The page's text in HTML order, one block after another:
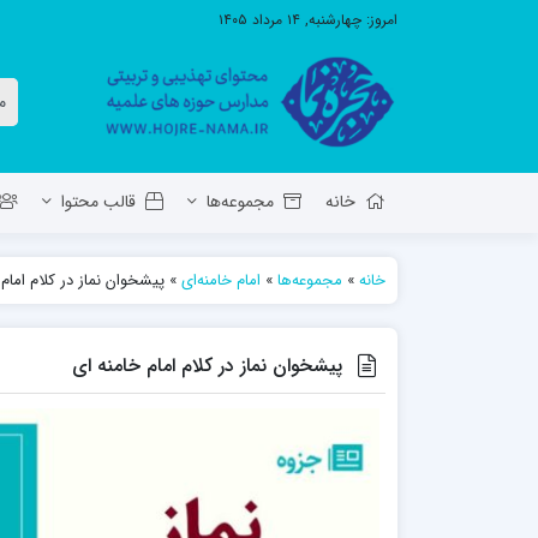
امروز: چهارشنبه, ۱۴ مرداد ۱۴۰۵
خانه مجموعه‌ها قالب محتوا
معاونت تهذیب استان آ.ش
حوزه علمیه حضرت ولی عصر عج بناب
مدرسه علمیه صاحب الزمان عج مرند
مدرسه
خانه» مجموعه‌ها» امام خامنه‌ای» پیشخوان نماز در کلام
پیشخوان نماز در کلام امام خامنه ای